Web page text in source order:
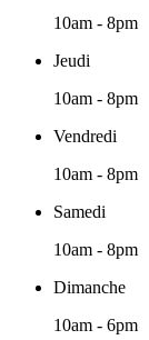
10am - 8pm
Jeudi
10am - 8pm
Vendredi
10am - 8pm
Samedi
10am - 8pm
Dimanche
10am - 6pm